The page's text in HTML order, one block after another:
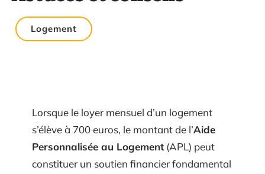
Logement
Lorsque le loyer mensuel d’un logement
s’élève à 700 euros, le montant de l’Aide
Personnalisée au Logement(APL) peut
constituer un soutien financier fondamental